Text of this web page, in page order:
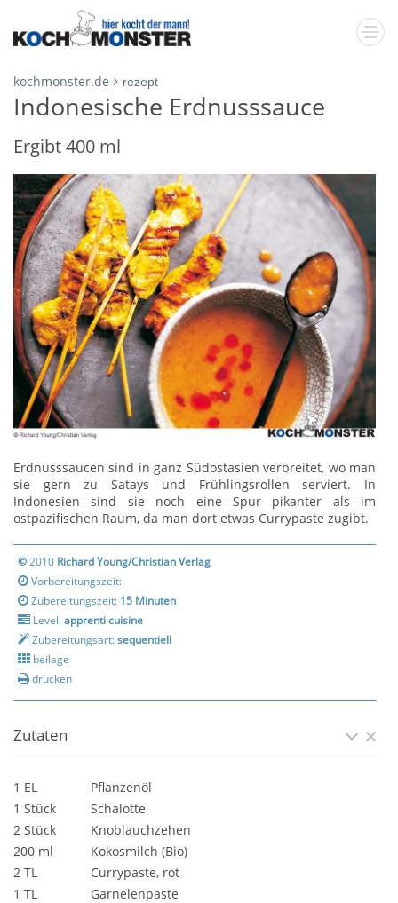
kochmonster.de rezept
Indonesische Erdnusssauce
Ergibt 400 ml
Erdnusssaucen sind in ganz Südostasien verbreitet, wo man
sie gern zu Satays und Frühlingsrollen serviert. In
Indonesien sind sie noch eine Spur pikanter als im
ostpazifischen Raum, da man dort etwas Currypaste zugibt.
©2010 Richard Young/Christian Verlag
Vorbereitungszeit:
Zubereitungszeit: 15 Minuten
Level:apprenti cuisine
Zubereitungsart:sequentiell
beilage
drucken
Zutaten
1 EL
Pflanzenöl
1 Stück
Schalotte
2 Stück
Knoblauchzehen
200 ml
Kokosmilch (Bio)
2 TL
Currypaste, rot
1 TL
Garnelenpaste